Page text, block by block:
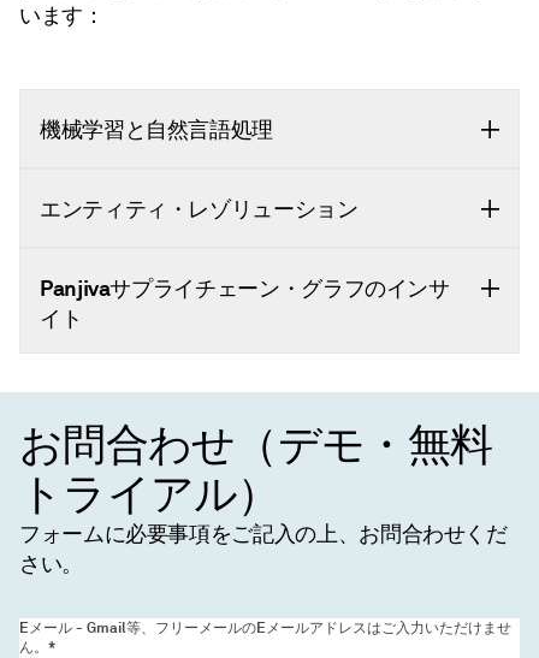
います：
機械学習と自然言語処理
エンティティ・レゾリューション
Panjivaサプライチェーン・グラフのインサ
イト
お問合わせ（デモ・無料
トライアル）
フォームに必要事項をご記入の上、お問合わせくだ
さい。
Eメール - Gmail等、フリーメールのEメールアドレスはご入力いただけませ
ん。*